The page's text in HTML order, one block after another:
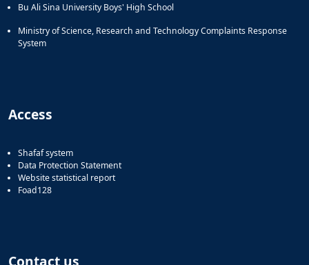
Bu Ali Sina University Boys' High School
Ministry of Science, Research and Technology Complaints Response
System
Access
Shafaf system
Data Protection Statement
Website statistical report
Foad128
Contact us